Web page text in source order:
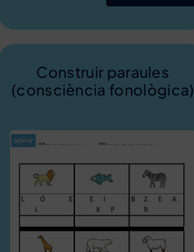
Construir paraules
(consciència fonològica)